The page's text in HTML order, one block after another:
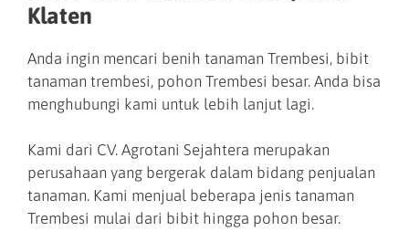
Klaten
Anda ingin mencari benih tanaman Trembesi, bibit
tanaman trembesi, pohon Trembesi besar. Anda bisa
menghubungi kami untuk lebih lanjut lagi.
Kami dari CV. Agrotani Sejahtera merupakan
perusahaan yang bergerak dalam bidang penjualan
tanaman. Kami menjual beberapa jenis tanaman
Trembesi mulai dari bibit hingga pohon besar.